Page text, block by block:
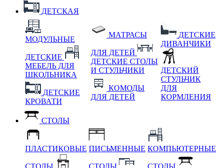
ДЕТСКАЯ
МОДУЛЬНЫЕ
ДЕТСКИЕ
МЕБЕЛЬ ДЛЯ
ШКОЛЬНИКА
ДЕТСКИЕ
КРОВАТИ
МАТРАСЫ
ДЛЯ ДЕТЕЙ
ДЕТСКИЕ СТОЛЫ
И СТУЛЬЧИКИ
КОМОДЫ
ДЛЯ ДЕТЕЙ
ДЕТСКИЕ
ДИВАНЧИКИ
ДЕТСКИЙ
СТУЛЬЧИК
ДЛЯ
КОРМЛЕНИЯ
СТОЛЫ
ПЛАСТИКОВЫЕ ПИСЬМЕННЫЕ КОМПЬЮТЕРНЫЕ